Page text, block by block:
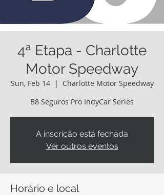
4ª Etapa - Charlotte
Motor Speedway
Sun, Feb 14
  |
Charlotte Motor Speedway
B8 Seguros Pro IndyCar Series
A inscrição está fechada
Ver outros eventos
Horário e local